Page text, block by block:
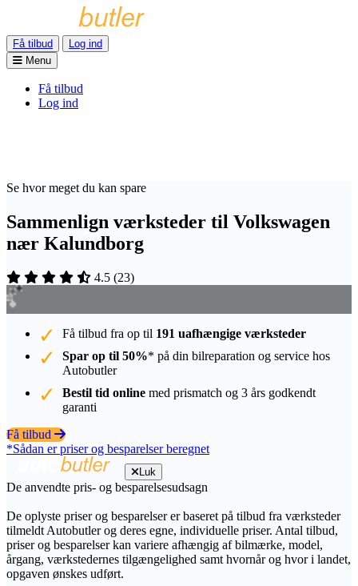
Få tilbud
Log ind
Menu
Få tilbud
Log ind
Se hvor meget du kan spare
Sammenlign værksteder til Volkswagen
nær Kalundborg
4.5 (23)
Få tilbud fra op til 191 uafhængige værksteder
Spar op til 50%* på din bilreparation og service hos
Autobutler
Bestil tid online med prismatch og 3 års godkendt
garanti
Få tilbud
*Sådan er priser og besparelser beregnet
Luk
De anvendte pris- og besparelsesudsagn
De oplyste priser og besparelser er baseret på tilbud fra værksteder
tilmeldt Autobutler og deres egne, individuelle priser. Antal tilbud,
priser og besparelser kan variere afhængig af bilmærke, model,
årgang, værkstedernes tilgængelighed samt hvornår og hvor i landet,
opgaven ønskes udført.